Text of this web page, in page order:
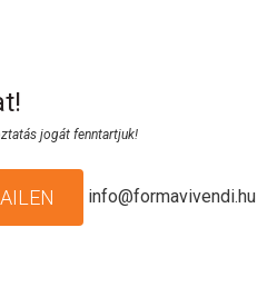
jogát fenntartjuk!
info@formavivendi.hu